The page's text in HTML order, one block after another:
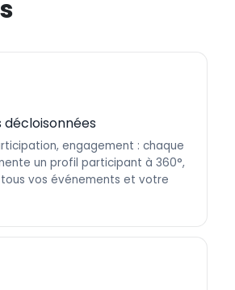
décloisonnées
engagement : chaque
un profil participant à 360°,
vos événements et votre